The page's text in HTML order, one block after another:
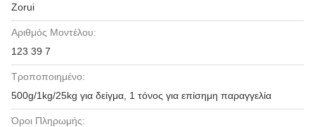
Zorui
Αριθμός Μοντέλου:
123 39 7
Τροποποιημένο:
500g/1kg/25kg για δείγμα, 1 τόνος για επίσημη παραγγελία
Όροι Πληρωμής: